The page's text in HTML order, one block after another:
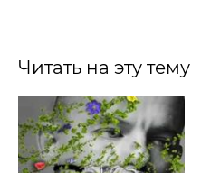
Читать на эту тему